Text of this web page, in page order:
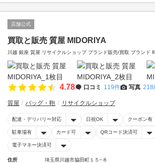
店舗公式
買取と販売 質屋 MIDORIYA
川越 銀座 質屋 リサイクルショップ ブランド販売/買取 ブランド
4.78 口コミ 119件 写真 218
質屋 バッグ・鞄 リサイクルショップ
配達・デリバリー対応 日祝OK クーポン有
駐車場有 カード可 QRコード決済可
電子マネー決済可
住所
埼玉県川越市脇田町１５−８